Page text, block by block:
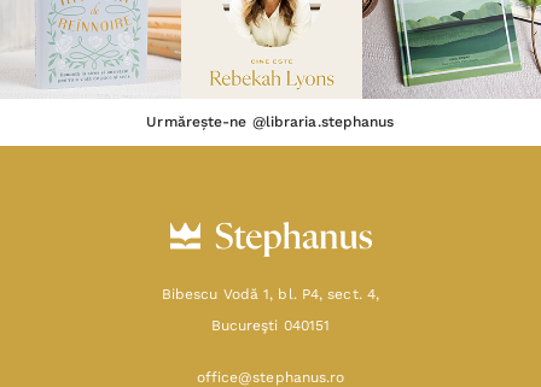
Urmărește-ne @libraria.stephanus
Bibescu Vodă 1, bl. P4, sect. 4,
Bucureşti 040151
office@stephanus.ro